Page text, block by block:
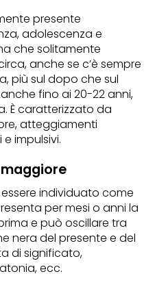
presente
adolescenza e
che solitamente
anche se c’è sempre
più sul dopo che sul
fino ai 20-22 anni,
È caratterizzato da
atteggiamenti
impulsivi.
individuato come
per mesi o anni la
e può oscillare tra
nera del presente e del
di significato,
ecc.